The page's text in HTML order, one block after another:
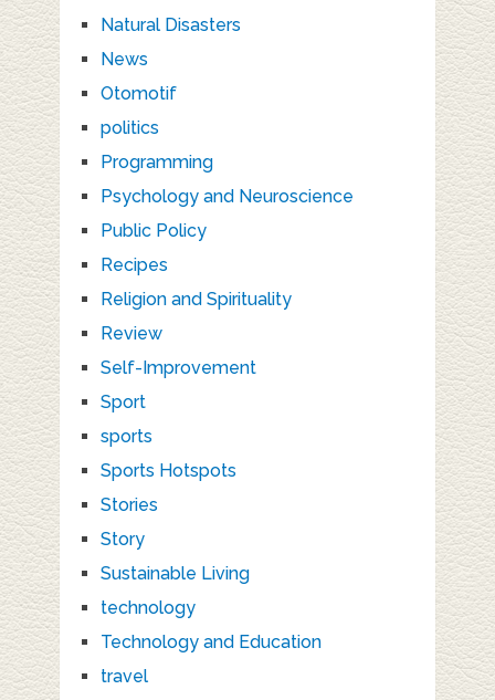
Natural Disasters
News
Otomotif
politics
Programming
Psychology and Neuroscience
Public Policy
Recipes
Religion and Spirituality
Review
Self-Improvement
Sport
sports
Sports Hotspots
Stories
Story
Sustainable Living
technology
Technology and Education
travel